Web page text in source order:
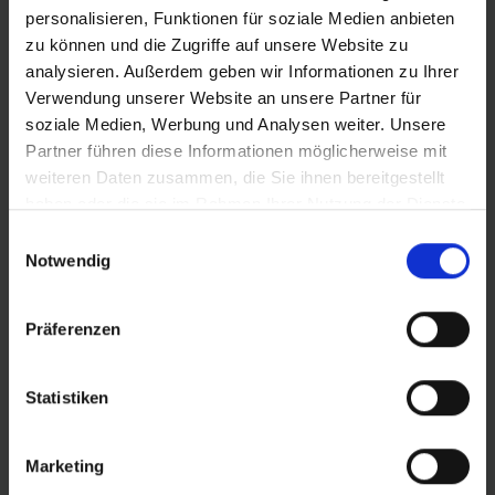
personalisieren, Funktionen für soziale Medien anbieten
zu können und die Zugriffe auf unsere Website zu
analysieren. Außerdem geben wir Informationen zu Ihrer
Verwendung unserer Website an unsere Partner für
soziale Medien, Werbung und Analysen weiter. Unsere
Partner führen diese Informationen möglicherweise mit
weiteren Daten zusammen, die Sie ihnen bereitgestellt
Notwendig
Präferenzen
Statistiken
Marketing
URBAN, INDIVIDUELL UND DYNAMISCH.Der Road
Cruiser besticht durch sein gefälliges Profildesign und
die zahlreichen Farbvarianten für Räder von 12“ bis 28“
Zoll. Das herausragende Merkmal des Road Cruiser
steckt jedoch in der Lauffläche und heißt Green
Compound. Ein Gummi, gefertigt mit Polymeren
ausschließlich aus nachwachsenden und recycelten
Rohstoffen, das so gut ist, dass wir es erstmalig in einem
Green Compound ist ausschließlich in Reifenversionen